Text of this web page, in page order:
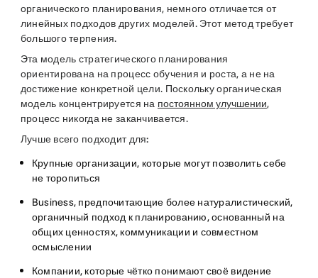
органического планирования, немного отличается от
линейных подходов других моделей. Этот метод требует
большого терпения.
Эта модель стратегического планирования
ориентирована на процесс обучения и роста, а не на
достижение конкретной цели. Поскольку органическая
модель концентрируется на постоянном улучшении,
процесс никогда не заканчивается.
Лучше всего подходит для:
Крупные организации, которые могут позволить себе
не торопиться
Business, предпочитающие более натуралистический,
органичный подход к планированию, основанный на
общих ценностях, коммуникации и совместном
осмыслении
Компании, которые чётко понимают своё видение